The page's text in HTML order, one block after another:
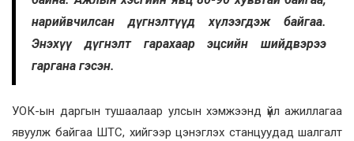
нарийвчилсан дүгнэлтүүд хүлээгдэж байгаа.
Энэхүү дүгнэлт гарахаар эцсийн шийдвэрээ
гаргана гэсэн.
УОК-ын даргын тушаалаар улсын хэмжээнд үйл ажиллагаа
явуулж байгаа ШТС, хийгээр цэнэглэх станцуудад шалгалт